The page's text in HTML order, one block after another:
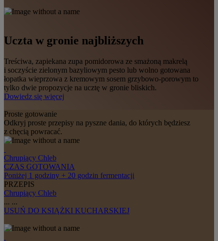
Uczta w gronie najbliższych
Treściwa, zapiekana zupa pomidorowa ze smażoną makrelą
i soczyście zielonym bazyliowym pesto lub wolno gotowana
łopatka wieprzowa z kremowym sosem grzybowo-porowym to
tylko dwie propozycje na ucztę w gronie bliskich.
Dowiedz się więcej
Proste gotowanie
Odkryj proste przepisy na pyszne dania, do których będziesz
z chęcią powracać.
Chrupiący Chleb
CZAS GOTOWANIA
Poniżej 1 godziny + 20 godzin fermentacji
PRZEPIS
Chrupiący Chleb
... ...
USUŃ DO KSIĄŻKI KUCHARSKIEJ